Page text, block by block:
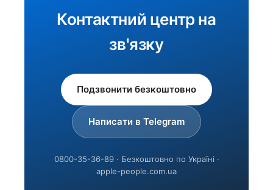
Контактний центр на
зв'язку
Подзвонити безкоштовно
Написати в Telegram
0800-35-36-89 · Безкоштовно по Україні ·
apple-people.com.ua